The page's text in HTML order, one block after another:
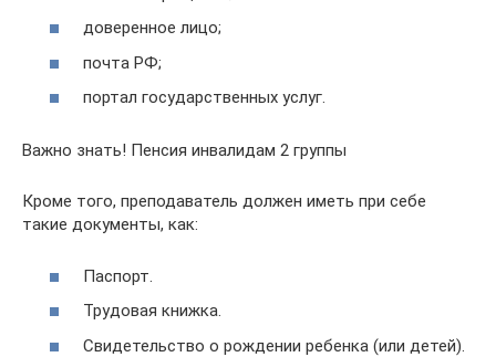
доверенное лицо;
почта РФ;
портал государственных услуг.
Важно знать! Пенсия инвалидам 2 группы
Кроме того, преподаватель должен иметь при себе
такие документы, как:
Паспорт.
Трудовая книжка.
Свидетельство о рождении ребенка (или детей).